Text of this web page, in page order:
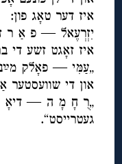
איז דער טאָג פון:
יִזְרְעֶאל — פ אַ ר
איז זאָגט זשע די
„עַמִּי — פאָלק
און די שוועסטער
„רֻ חָ מָ ה — דיאָ
געטרייסט“.